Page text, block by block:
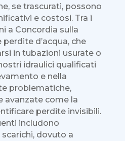
se trascurati, possono
e costosi. Tra i
a Concordia sulla
d’acqua, che
in tubazioni usurate o
idraulici qualificati
e nella
problematiche,
avanzate come la
perdite invisibili.
includono
dovuto a